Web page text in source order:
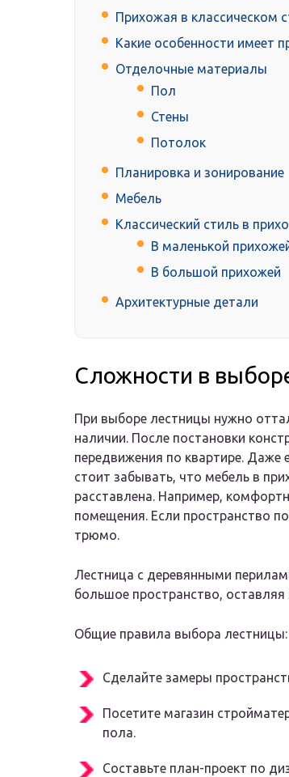
Прихожая в классическом
Какие особенности имеет
Отделочные материалы
Пол
Стены
Потолок
Планировка и зонирование
Мебель
Классический стиль в
В маленькой
В большой прихожей
Архитектурные детали
Сложности в
При выборе лестницы нужно
наличии. После постановки
передвижения по квартире.
стоит забывать, что мебель в
расставлена. Например,
помещения. Если пространство
трюмо.
Лестница с деревянными
большое пространство,
Общие правила выбора лестницы:
Сделайте замеры
Посетите магазин
пола.
Составьте план-проект по